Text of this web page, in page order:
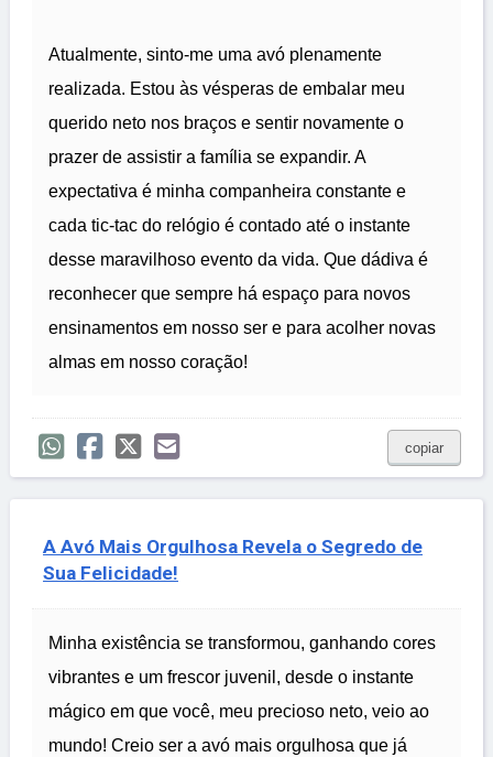
Atualmente, sinto-me uma avó plenamente
realizada. Estou às vésperas de embalar meu
querido neto nos braços e sentir novamente o
prazer de assistir a família se expandir. A
expectativa é minha companheira constante e
cada tic-tac do relógio é contado até o instante
desse maravilhoso evento da vida. Que dádiva é
reconhecer que sempre há espaço para novos
ensinamentos em nosso ser e para acolher novas
almas em nosso coração!
copiar
A Avó Mais Orgulhosa Revela o Segredo de
Sua Felicidade!
Minha existência se transformou, ganhando cores
vibrantes e um frescor juvenil, desde o instante
mágico em que você, meu precioso neto, veio ao
mundo! Creio ser a avó mais orgulhosa que já